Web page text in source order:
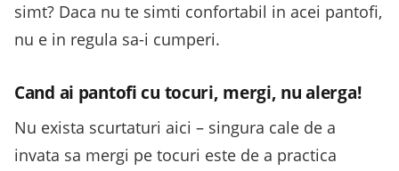
simt? Daca nu te simti confortabil in acei pantofi,
nu e in regula sa-i cumperi.
Cand ai pantofi cu tocuri, mergi, nu alerga!
Nu exista scurtaturi aici – singura cale de a
invata sa mergi pe tocuri este de a practica